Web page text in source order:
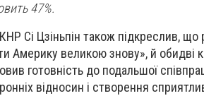
47%.
Сі Цзіньпін також підкреслив,
Америку великою знову», й обидві
готовність до подальшої
відносин і створення